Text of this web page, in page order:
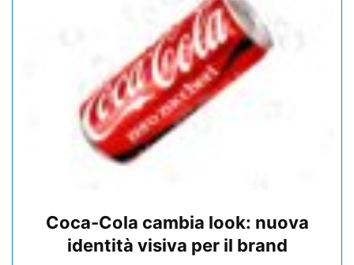
Coca-Cola cambia look: nuova
identità visiva per il brand